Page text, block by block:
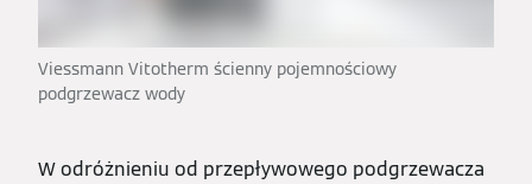
Viessmann Vitotherm ścienny pojemnościowy
podgrzewacz wody
W odróżnieniu od przepływowego podgrzewacza